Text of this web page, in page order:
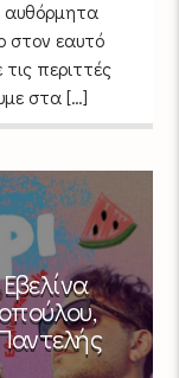
αυθόρμητα
στον εαυτό
περιττές
στα […]